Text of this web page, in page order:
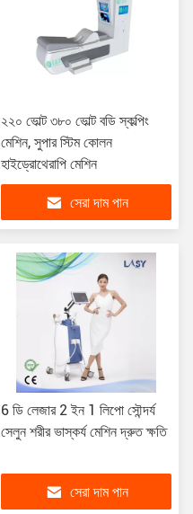
২২০ ভোল্ট ৩৮০ ভোল্ট বডি স্কল্পিং
মেশিন, সুপার স্টিম কোলন
হাইড্রোথেরাপি মেশিন
সেরা দাম পান
6 ডি লেজার 2 ইন 1 লিপো সৌন্দর্য
সেলুন শরীর ভাস্কর্য মেশিন দ্রুত ক্ষতি
সেরা দাম পান